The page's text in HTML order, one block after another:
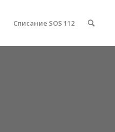
Списание SOS 112